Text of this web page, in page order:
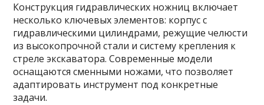
Конструкция гидравлических ножниц включает
несколько ключевых элементов: корпус с
гидравлическими цилиндрами, режущие челюсти
из высокопрочной стали и систему крепления к
стреле экскаватора. Современные модели
оснащаются сменными ножами, что позволяет
адаптировать инструмент под конкретные
задачи.